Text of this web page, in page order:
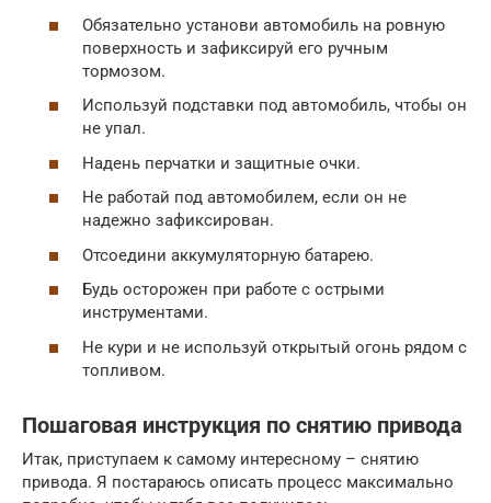
Обязательно установи автомобиль на ровную
поверхность и зафиксируй его ручным
тормозом.
Используй подставки под автомобиль, чтобы он
не упал.
Надень перчатки и защитные очки.
Не работай под автомобилем, если он не
надежно зафиксирован.
Отсоедини аккумуляторную батарею.
Будь осторожен при работе с острыми
инструментами.
Не кури и не используй открытый огонь рядом с
топливом.
Пошаговая инструкция по снятию привода
Итак, приступаем к самому интересному – снятию
привода. Я постараюсь описать процесс максимально